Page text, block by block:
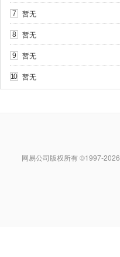
7 暂无
8 暂无
9 暂无
10 暂无
网易公司版权所有 ©1997-2026